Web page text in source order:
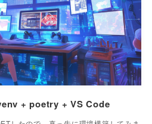
+ poetry + VS Code